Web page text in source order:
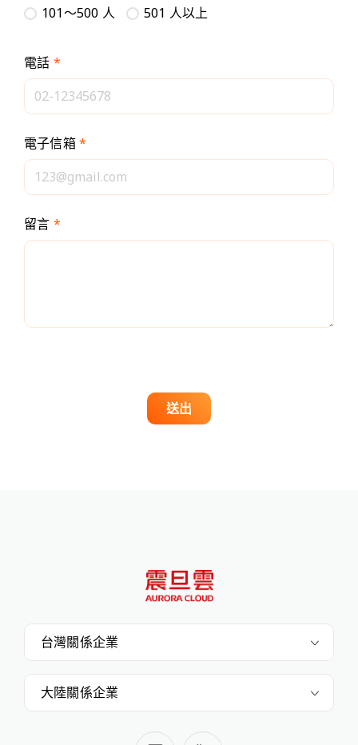
101～500 人
501 人以上
電話 *
電子信箱*
留言 *
送出
台灣關係企業
大陸關係企業